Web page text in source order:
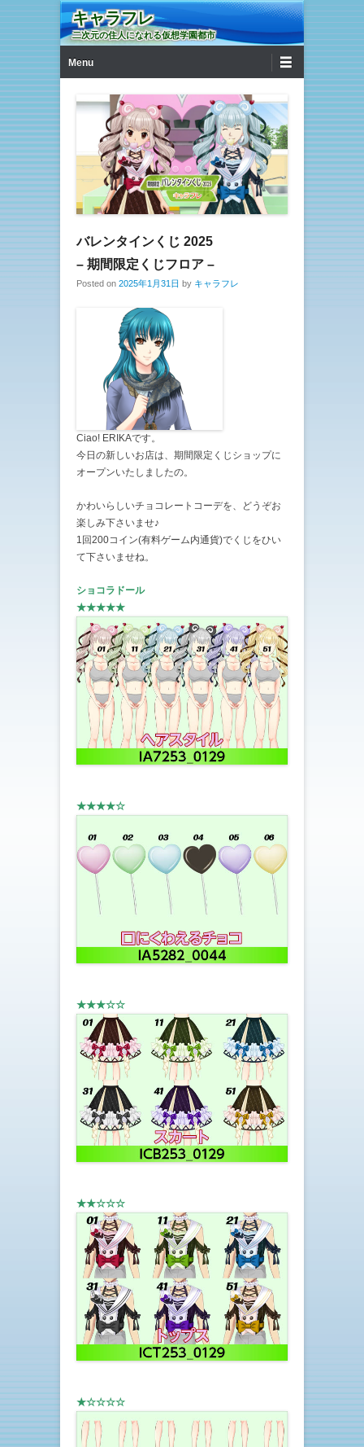
キャラフレ
二次元の住人になれる仮想学園都市
Menu
バレンタインくじ 2025
– 期間限定くじフロア –
Posted on 2025年1月31日 by キャラフレ
Ciao! ERIKAです。
今日の新しいお店は、期間限定くじショップに
オープンいたしましたの。
かわいらしいチョコレートコーデを、どうぞお
楽しみ下さいませ♪
1回200コイン(有料ゲーム内通貨)でくじをひい
て下さいませね。
ショコラドール
★★★★★
★★★★☆
★★★☆☆
★★☆☆☆
★☆☆☆☆